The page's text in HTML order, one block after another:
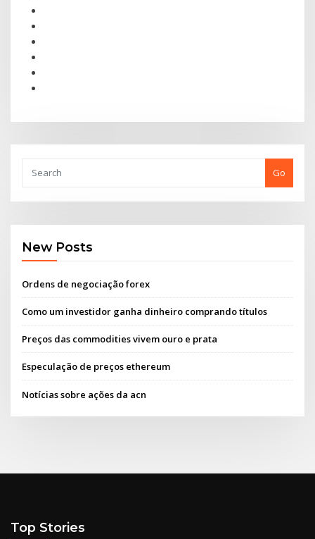
Go
New Posts
Ordens de negociação forex
Como um investidor ganha dinheiro comprando títulos
Preços das commodities vivem ouro e prata
Especulação de preços ethereum
Notícias sobre ações da acn
Top Stories